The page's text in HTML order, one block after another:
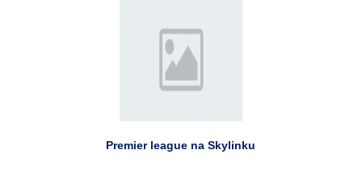
Premier league na Skylinku